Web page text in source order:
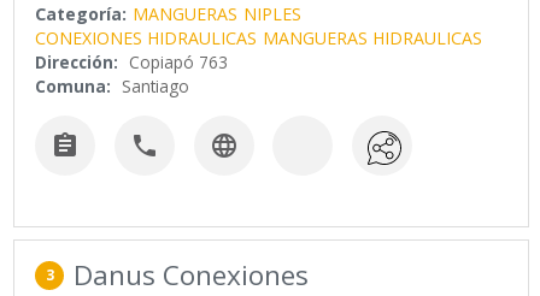
Categoría: MANGUERAS NIPLES
CONEXIONES HIDRAULICAS MANGUERAS HIDRAULICAS
Dirección: Copiapó 763
Comuna: Santiago
  
3 Danus Conexiones